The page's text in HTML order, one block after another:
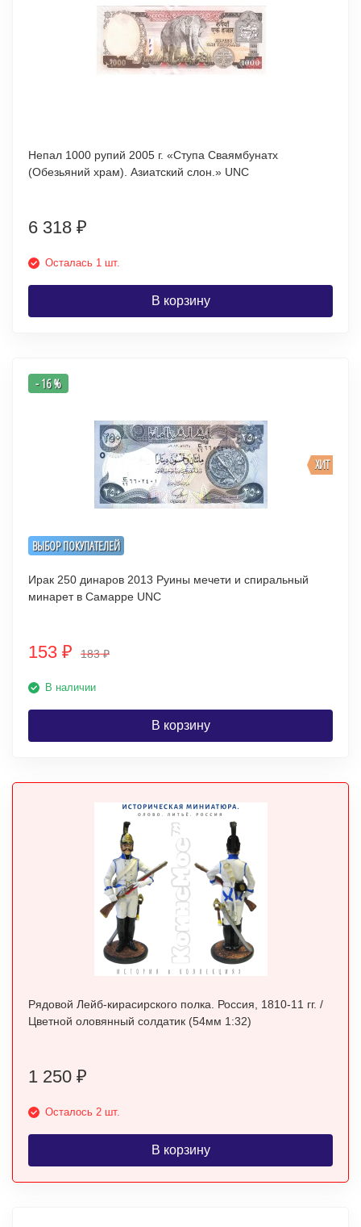
Непал 1000 рупий 2005 г. «Ступа Сваямбунатх
(Обезьяний храм). Азиатский слон.» UNC
6 318 ₽
Осталась 1 шт.
В корзину
ВЫБОР ПОКУПАТЕЛЕЙ
ХИТ
- 16 %
Ирак 250 динаров 2013 Руины мечети и спиральный
минарет в Самарре UNC
153 ₽ 183₽
В наличии
В корзину
Рядовой Лейб-кирасирского полка. Россия, 1810-11 гг. /
Цветной оловянный солдатик (54мм 1:32)
1 250 ₽
Осталось 2 шт.
В корзину